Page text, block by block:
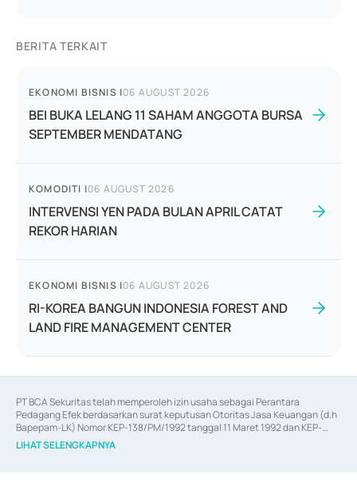
BERITA TERKAIT
EKONOMI BISNIS |06 AUGUST 2026
BEI BUKA LELANG 11 SAHAM ANGGOTA BURSA
SEPTEMBER MENDATANG
KOMODITI |06 AUGUST 2026
INTERVENSI YEN PADA BULAN APRIL CATAT
REKOR HARIAN
EKONOMI BISNIS |06 AUGUST 2026
RI-KOREA BANGUN INDONESIA FOREST AND
LAND FIRE MANAGEMENT CENTER
PT BCA Sekuritas telah memperoleh izin usaha sebagai Perantara
Pedagang Efek berdasarkan surat keputusan Otoritas Jasa Keuangan (d.h
Bapepam-LK) Nomor KEP-138/PM/1992 tanggal 11 Maret 1992 dan KEP-
06/D.04/2014 tanggal 28 Februari 2014, izin usaha sebagai Penjamin Emisi
Efek berdasarkan surat keputusan Otoritas Jasa Keuangan Nomor KEP-
LIHAT SELENGKAPNYA